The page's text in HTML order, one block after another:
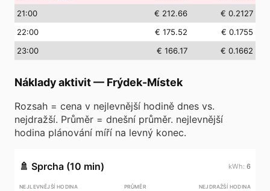
21:00 € 212.66
€ 0.2127
22:00 € 175.52
€ 0.1755
23:00 € 166.17 € 0.1662
Náklady aktivit— Frýdek-Místek
Rozsah = cena v nejlevnější hodině dnes vs.
nejdražší. Průměr = dnešní průměr. nejlevnější
hodina plánování míří na levný konec.
🚿 Sprcha (10 min) 6